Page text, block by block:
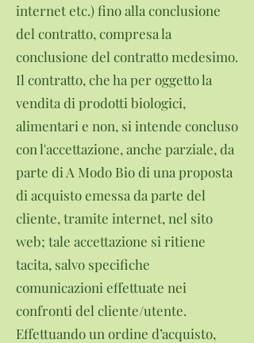
internet etc.) fino alla conclusione
del contratto, compresa la
conclusione del contratto medesimo.
Il contratto, che ha per oggetto la
vendita di prodotti biologici,
alimentari e non, si intende concluso
con l'accettazione, anche parziale, da
parte di A Modo Bio di una proposta
di acquisto emessa da parte del
cliente, tramite internet, nel sito
web; tale accettazione si ritiene
tacita, salvo specifiche
comunicazioni effettuate nei
confronti del cliente/utente.
Effettuando un ordine d’acquisto,